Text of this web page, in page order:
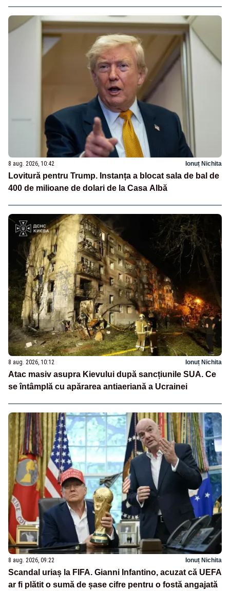
8 aug. 2026, 10:42 Ionuț Nichita
Lovitură pentru Trump. Instanța a blocat sala de bal de
400 de milioane de dolari de la Casa Albă
8 aug. 2026, 10:12 Ionuț Nichita
Atac masiv asupra Kievului după sancțiunile SUA. Ce
se întâmplă cu apărarea antiaeriană a Ucrainei
8 aug. 2026, 09:22 Ionuț Nichita
Scandal uriaș la FIFA. Gianni Infantino, acuzat că UEFA
ar fi plătit o sumă de șase cifre pentru o fostă angajată